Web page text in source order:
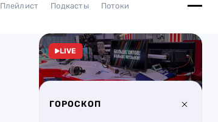
Плейлист Подкасты Потоки
LIVE
ГОРОСКОП